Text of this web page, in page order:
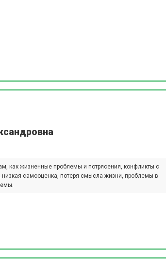
как жизненные проблемы и потрясения, конфликты с
самооценка, потеря смысла жизни, проблемы в